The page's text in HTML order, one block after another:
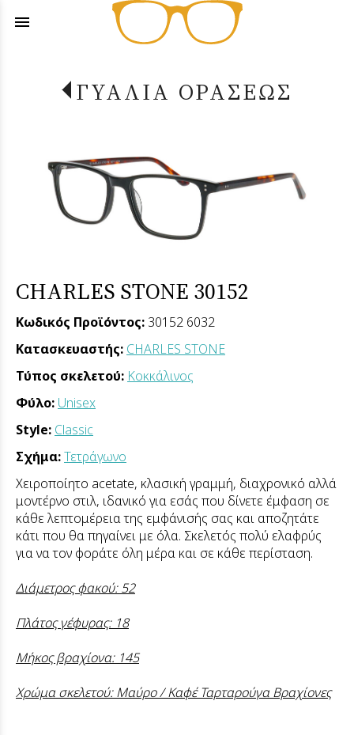
menu
ΓΥΑΛΙΑ ΟΡΑΣΕΩΣ
CHARLES STONE 30152
Κωδικός Προϊόντος: 30152 6032
Κατασκευαστής: CHARLES STONE
Τύπος σκελετού: Κοκκάλινος
Φύλο: Unisex
Style: Classic
Σχήμα:Τετράγωνο
Χειροποίητο acetate, κλασική γραμμή, διαχρονικό αλλά
μοντέρνο στιλ, ιδανικό για εσάς που δίνετε έμφαση σε
κάθε λεπτομέρεια της εμφάνισής σας και αποζητάτε
κάτι που θα πηγαίνει με όλα. Σκελετός πολύ ελαφρύς
για να τον φοράτε όλη μέρα και σε κάθε περίσταση.
Διάμετρος φακού: 52
Πλάτος γέφυρας: 18
Μήκος βραχίονα: 145
Χρώμα σκελετού: Μαύρο / Καφέ Ταρταρούγα Βραχίονες